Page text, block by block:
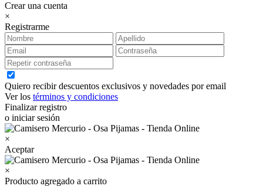
Crear una cuenta
×
Registrarme
Quiero recibir descuentos exclusivos y novedades por email
Ver los términos y condiciones
Finalizar registro
o iniciar sesión
×
Aceptar
×
Producto agregado a carrito